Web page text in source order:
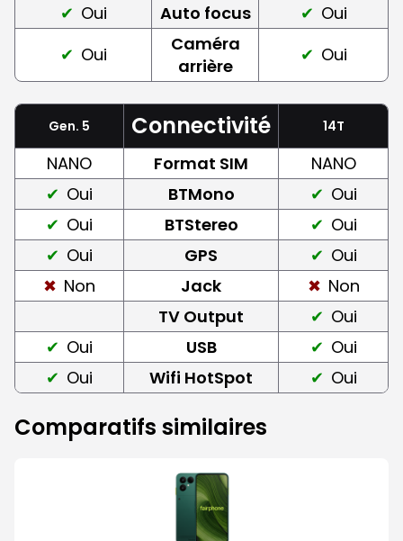
Oui
Auto focus
Oui
Oui
Caméra
arrière
Oui
Gen. 5 Connectivité 14T
NANO Format SIM
NANO
Oui
BTMono
Oui
Oui
BTStereo
Oui
Oui
GPS
Oui
Non
Jack
Non
TV Output
Oui
Oui
USB
Oui
Oui
Wifi HotSpot Oui
Comparatifs similaires